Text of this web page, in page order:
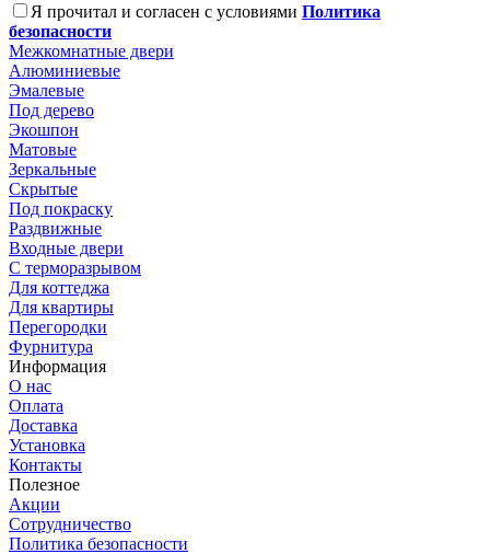
Я прочитал и согласен с условиями Политика
безопасности
Межкомнатные двери
Алюминиевые
Эмалевые
Под дерево
Экошпон
Матовые
Зеркальные
Скрытые
Под покраску
Раздвижные
Входные двери
С терморазрывом
Для коттеджа
Для квартиры
Перегородки
Фурнитура
Информация
О нас
Оплата
Доставка
Установка
Контакты
Полезное
Акции
Сотрудничество
Политика безопасности